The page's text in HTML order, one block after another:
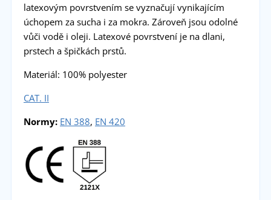
latexovým povrstvením se vyznačují vynikajícím
úchopem za sucha i za mokra. Zároveň jsou odolné
vůči vodě i oleji. Latexové povrstvení je na dlani,
prstech a špičkách prstů.
Materiál: 100% polyester
CAT. II
Normy: EN 388, EN 420